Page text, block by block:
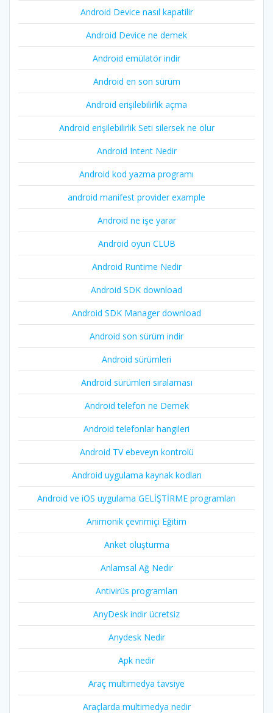
Android Device nasıl kapatilir
Android Device ne demek
Android emülatör indir
Android en son sürüm
Android erişilebilirlik açma
Android erişilebilirlik Seti silersek ne olur
Android Intent Nedir
Android kod yazma programı
android manifest provider example
Android ne işe yarar
Android oyun CLUB
Android Runtime Nedir
Android SDK download
Android SDK Manager download
Android son sürüm indir
Android sürümleri
Android sürümleri sıralaması
Android telefon ne Demek
Android telefonlar hangileri
Android TV ebeveyn kontrolü
Android uygulama kaynak kodları
Android ve iOS uygulama GELİŞTİRME programları
Animonik çevrimiçi Eğitim
Anket oluşturma
Anlamsal Ağ Nedir
Antivirüs programları
AnyDesk indir ücretsiz
Anydesk Nedir
Apk nedir
Araç multimedya tavsiye
Araçlarda multimedya nedir